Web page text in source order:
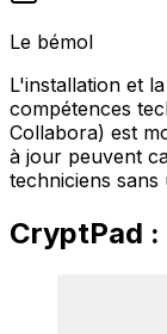
Le bémol
L'installation et
compétences
Collabora) est
à jour peuvent
techniciens
CryptPad